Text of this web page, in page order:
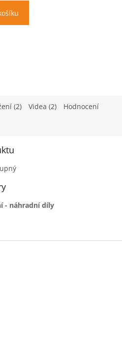
(2) Videa (2) Hodnocení
- náhradní díly